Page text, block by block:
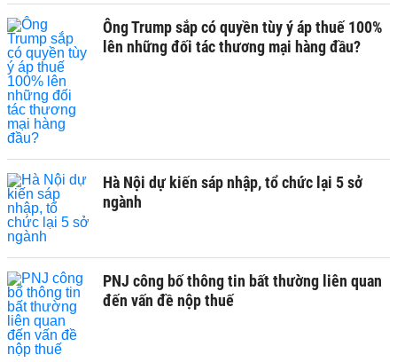
Ông Trump sắp có quyền tùy ý áp thuế 100%
lên những đối tác thương mại hàng đầu?
Hà Nội dự kiến sáp nhập, tổ chức lại 5 sở
ngành
PNJ công bố thông tin bất thường liên quan
đến vấn đề nộp thuế